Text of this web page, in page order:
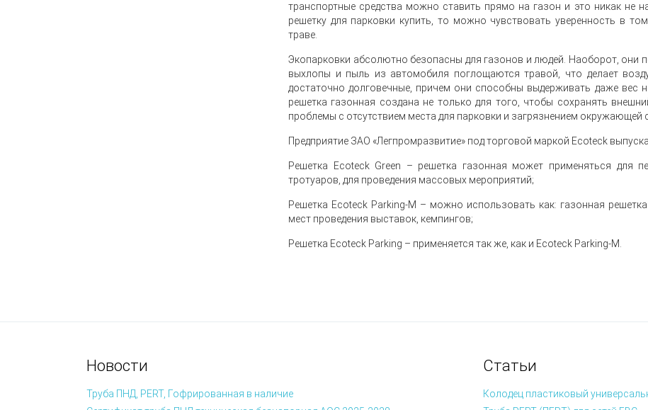
транспортные средства можно ставить прямо на газон и это никак не
решетку для парковки купить, то можно чувствовать уверенность в
траве.
Экопарковки абсолютно безопасны для газонов и людей. Наоборот, они
выхлопы и пыль из автомобиля поглощаются травой, что делает
достаточно долговечные, причем они способны выдерживать даже вес
решетка газонная создана не только для того, чтобы сохранять
проблемы с отсутствием места для парковки и загрязнением окружающей
Предприятие ЗАО «Легпромразвитие» под торговой маркой Ecoteck
Решетка Ecoteck Green – решетка газонная может применяться для
тротуаров, для проведения массовых мероприятий;
Решетка Ecoteck Parking-M – можно использовать как: газонная
мест проведения выставок, кемпингов;
Решетка Ecoteck Parking – применяется так же, как и Ecoteck Parking-M.
Новости
Труба ПНД, PERT, Гофрированная в наличие
Статьи
Колодец пластиковый